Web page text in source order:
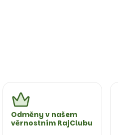
Odměny v našem
věrnostním RajClubu